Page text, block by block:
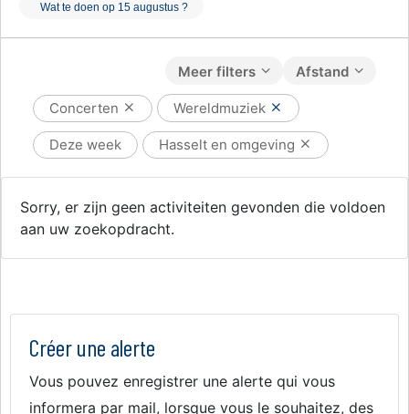
Wat te doen op 15 augustus ?
Afstand
Meer filters
Concerten Wereldmuziek
Deze week Hasselt en omgeving
Sorry, er zijn geen activiteiten gevonden die voldoen
aan uw zoekopdracht.
Créer une alerte
Vous pouvez enregistrer une alerte qui vous
informera par mail, lorsque vous le souhaitez, des